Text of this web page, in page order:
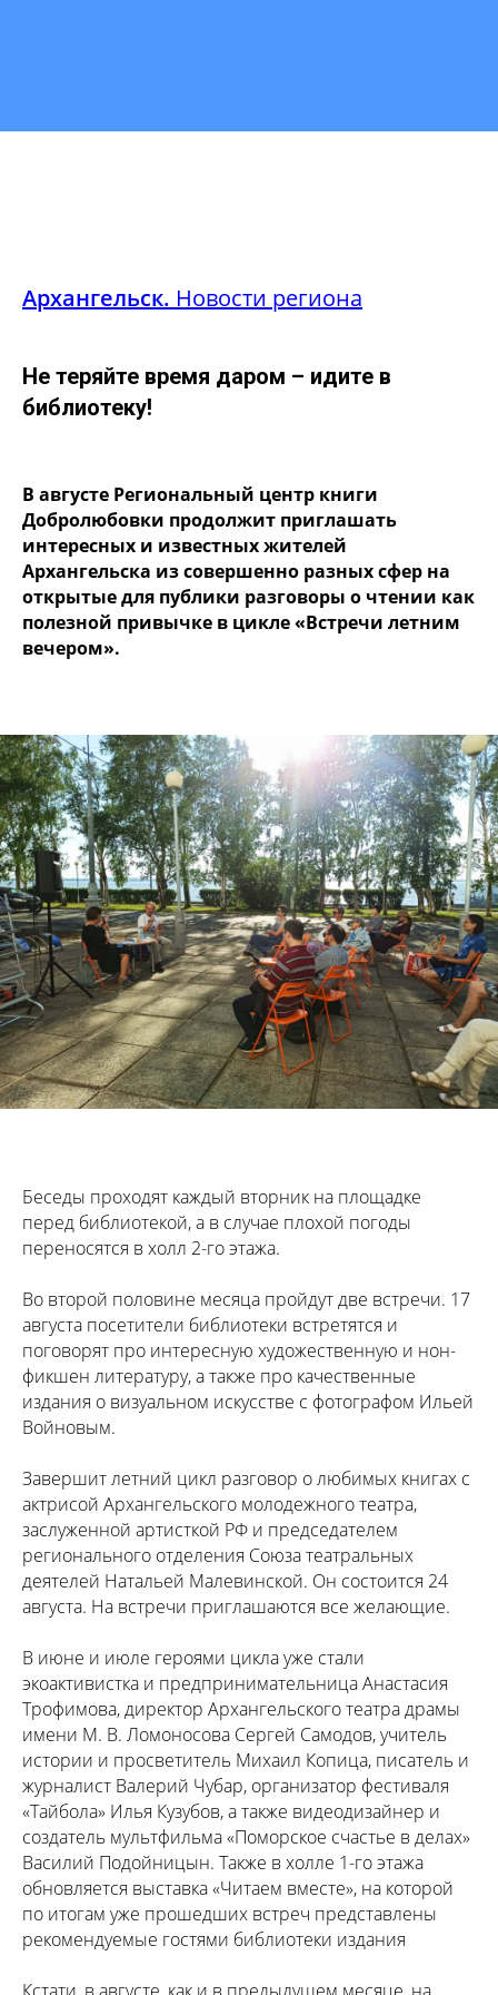
Архангельск. Новости региона
Не теряйте время даром – идите в
библиотеку!
В августе Региональный центр книги
Добролюбовки продолжит приглашать
интересных и известных жителей
Архангельска из совершенно разных сфер на
открытые для публики разговоры о чтении как
полезной привычке в цикле «Встречи летним
вечером».
Беседы проходят каждый вторник на площадке
перед библиотекой, а в случае плохой погоды
переносятся в холл 2-го этажа.
Во второй половине месяца пройдут две встречи. 17
августа посетители библиотеки встретятся и
поговорят про интересную художественную и нон-
фикшен литературу, а также про качественные
издания о визуальном искусстве с фотографом Ильей
Войновым.
Завершит летний цикл разговор о любимых книгах с
актрисой Архангельского молодежного театра,
заслуженной артисткой РФ и председателем
регионального отделения Союза театральных
деятелей Натальей Малевинской. Он состоится 24
августа. На встречи приглашаются все желающие.
В июне и июле героями цикла уже стали
экоактивистка и предпринимательница Анастасия
Трофимова, директор Архангельского театра драмы
имени М. В. Ломоносова Сергей Самодов, учитель
истории и просветитель Михаил Копица, писатель и
журналист Валерий Чубар, организатор фестиваля
«Тайбола» Илья Кузубов, а также видеодизайнер и
создатель мультфильма «Поморское счастье в делах»
Василий Подойницын. Также в холле 1-го этажа
обновляется выставка «Читаем вместе», на которой
по итогам уже прошедших встреч представлены
рекомендуемые гостями библиотеки издания
Кстати, в августе, как и в предыдущем месяце, на